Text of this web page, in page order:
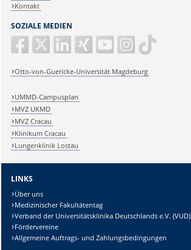
SOZIALE MEDIEN
Otto-von-Guericke-Universität Magdeburg
Kontakt
UMMD-Campusplan
MVZ UKMD
MVZ Cracau
Klinikum Cracau
Lungenklinik Lostau
LINKS
Über uns
Medizinischer Fakultätentag
Verband der Universitätsklinika Deutschlands e.V. (VUD)
Fördervereine
Allgemeine Auftrags- und Zahlungsbedingungen